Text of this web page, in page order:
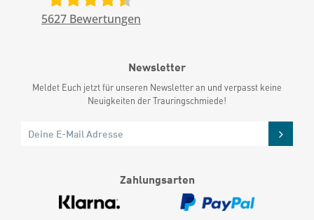
5627 Bewertungen
Newsletter
Meldet Euch jetzt für unseren Newsletter an und verpasst keine
Neuigkeiten der Trauringschmiede!
Zahlungsarten